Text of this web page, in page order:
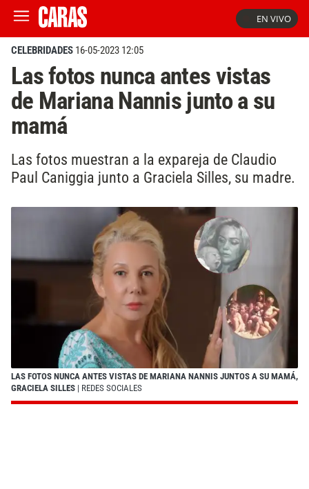
EN VIVO
CELEBRIDADES 16-05-2023 12:05
Las fotos nunca antes vistas
de Mariana Nannis junto a su
mamá
Las fotos muestran a la expareja de Claudio
Paul Caniggia junto a Graciela Silles, su madre.
LAS FOTOS NUNCA ANTES VISTAS DE MARIANA NANNIS JUNTOS A SU MAMÁ,
GRACIELA SILLES | REDES SOCIALES